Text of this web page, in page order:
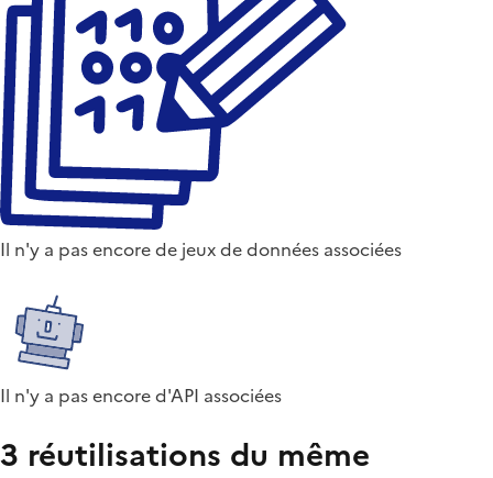
Il n'y a pas encore de jeux de données associées
Il n'y a pas encore d'API associées
3 réutilisations du même